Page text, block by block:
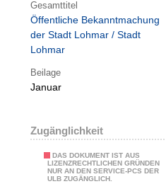
Gesamttitel
Öffentliche Bekanntmachung
der Stadt Lohmar / Stadt
Lohmar
Beilage
Januar
Zugänglichkeit
DAS DOKUMENT IST AUS
LIZENZRECHTLICHEN GRÜNDEN
NUR AN DEN SERVICE-PCS DER
ULB ZUGÄNGLICH.